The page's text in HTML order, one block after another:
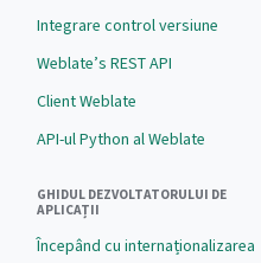
Integrare control versiune
Weblate’s REST API
Client Weblate
API-ul Python al Weblate
GHIDUL DEZVOLTATORULUI DE
APLICAȚII
Începând cu internaționalizarea